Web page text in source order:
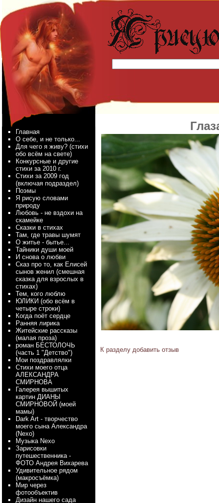
Главная
О себе, и не только...
Для чего я живу? (стихи
обо всём на свете)
Конкурсные и другие
стихи за 2010 г.
Стихи за 2009 год
(включая подраздел)
Поэмы
Я рисую словами
природу
Любовь - не вздохи на
скамейке
Сказки в стихах
Там, где травы шумят
О житье - бытье...
Тайники души моей
И снова о любви
Сказ про то, как Елисей
сынов женил (смешная
сказка для взрослых в
стихах)
Тем, кого люблю
ЮЛИКИ (обо всём в
четыре строки)
Когда поёт сердце
Ранняя лирика
Житейские рассказы
(малая проза)
роман БЕСТОЛОЧЬ
(часть 1 "Детство")
Мои поздравлялки
Стихи моего отца
АЛЕКСАНДРА
СМИРНОВА
Галерея вышитых
картин ДИАНЫ
СМИРНОВОЙ (моей
мамы)
Dark Art - творчество
моего сына Александра
(Nexo)
Myзыка Nexo
Зарисовки
путешественника -
ФОТО Андрея Вихарева
Удивительное рядом
(макросъёмка)
Мир через
фотообъектив
Дизайн нашего сада
К разделу добавить отзыв